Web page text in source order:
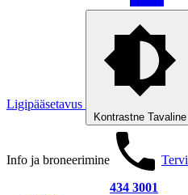
Ligipääsetavus
Kontrastne Tavaline
Info ja broneerimine
434 3001